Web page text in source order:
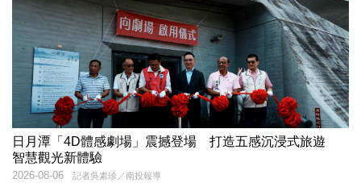
日月潭「4D體感劇場」震撼登場 打造五感沉浸式旅遊
智慧觀光新體驗
記者吳素珍／南投報導
2026-08-06